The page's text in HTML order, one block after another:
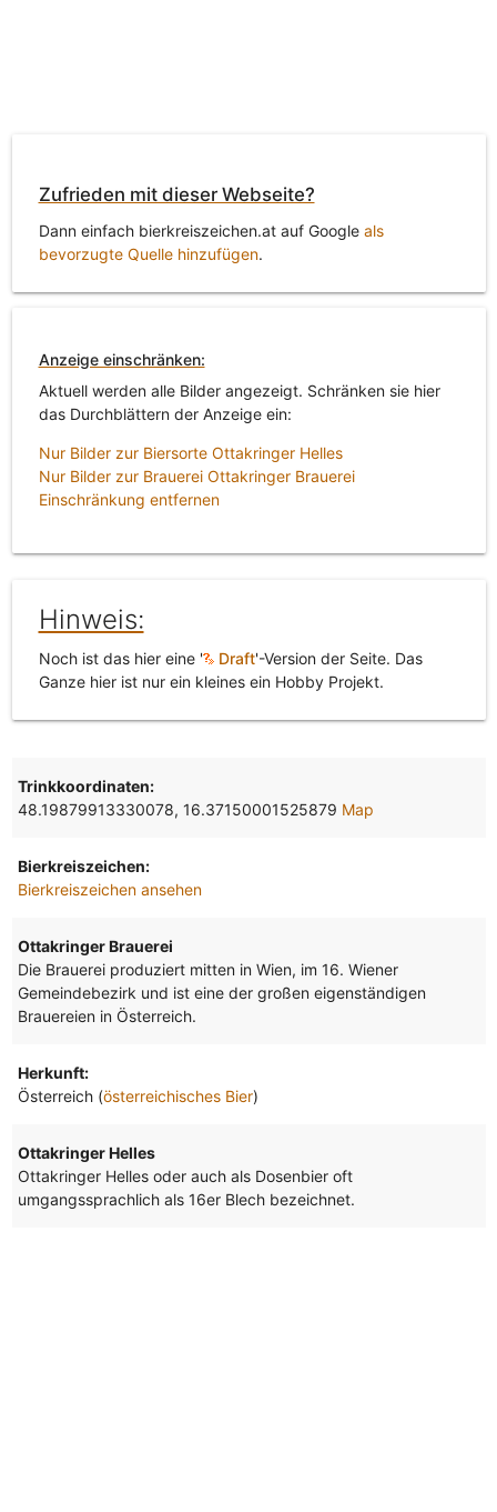
Zufrieden mit dieser Webseite?
Dann einfach bierkreiszeichen.at auf Google als
bevorzugte Quelle hinzufügen.
Anzeige einschränken:
Aktuell werden alle Bilder angezeigt. Schränken sie hier
das Durchblättern der Anzeige ein:
Nur Bilder zur Biersorte Ottakringer Helles
Nur Bilder zur Brauerei Ottakringer Brauerei
Einschränkung entfernen
Hinweis:
Noch ist das hier eine ' Draft'-Version der Seite. Das
Ganze hier ist nur ein kleines ein Hobby Projekt.
Trinkkoordinaten:
48.19879913330078, 16.37150001525879 Map
Bierkreiszeichen:
Bierkreiszeichen ansehen
Ottakringer Brauerei
Die Brauerei produziert mitten in Wien, im 16. Wiener
Gemeindebezirk und ist eine der großen eigenständigen
Brauereien in Österreich.
Herkunft:
Österreich (österreichisches Bier)
Ottakringer Helles
Ottakringer Helles oder auch als Dosenbier oft
umgangssprachlich als 16er Blech bezeichnet.